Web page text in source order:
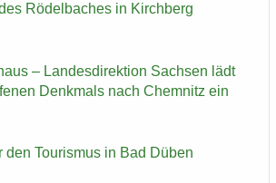
Rö­del­ba­ches in Kirch­berg
– Lan­des­di­rek­ti­on Sach­sen lädt
Denk­mals nach Chem­nitz ein
den Tou­ris­mus in Bad Düben